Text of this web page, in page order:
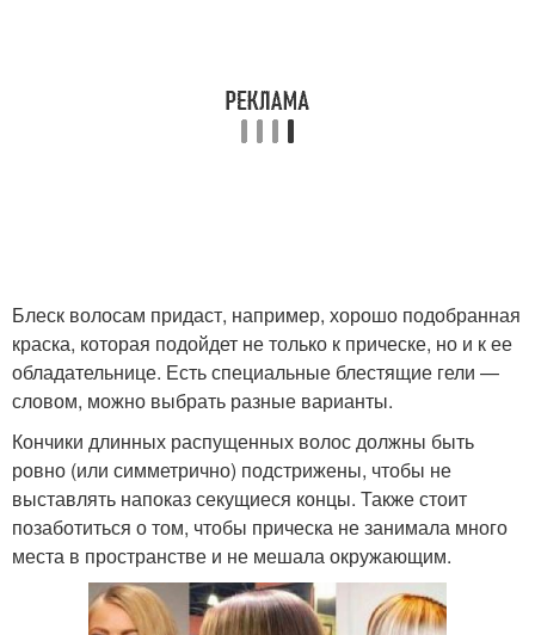
Блеск волосам придаст, например, хорошо подобранная
краска, которая подойдет не только к прическе, но и к ее
обладательнице. Есть специальные блестящие гели —
словом, можно выбрать разные варианты.
Кончики длинных распущенных волос должны быть
ровно (или симметрично) подстрижены, чтобы не
выставлять напоказ секущиеся концы. Также стоит
позаботиться о том, чтобы прическа не занимала много
места в пространстве и не мешала окружающим.